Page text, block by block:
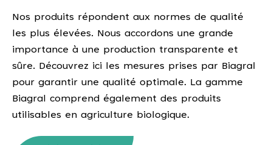
Nos produits répondent aux normes de qualité
les plus élevées. Nous accordons une grande
importance à une production transparente et
sûre. Découvrez ici les mesures prises par Biagral
pour garantir une qualité optimale. La gamme
Biagral comprend également des produits
utilisables en agriculture biologique.